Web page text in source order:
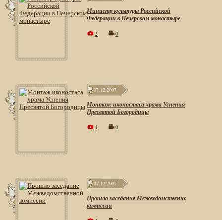
Министр культуры Российской
Федерации в Печерском монастыре
2 0
07.12.2007
Монтаж иконостаса храма Успения
Пресвятой Богородицы
4 0
07.12.2007
Прошло заседание Межведомственной
комиссии